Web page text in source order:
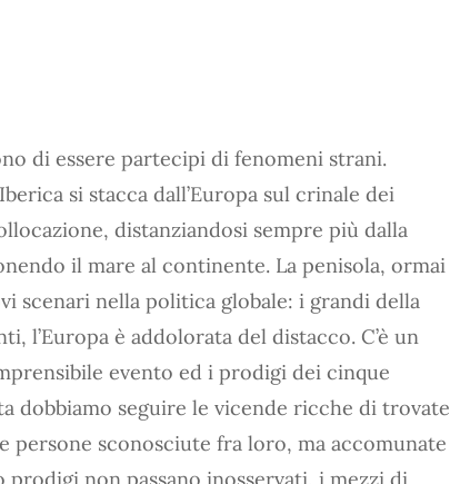
di essere partecipi di fenomeni strani.
si stacca dall’Europa sul crinale dei
distanziandosi sempre più dalla
il mare al continente. La penisola, ormai
scenari nella politica globale: i grandi della
l’Europa è addolorata del distacco. C’è un
evento ed i prodigi dei cinque
dobbiamo seguire le vicende ricche di trovate
persone sconosciute fra loro, ma accomunate